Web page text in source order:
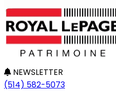
NEWSLETTER
(514) 582-5073